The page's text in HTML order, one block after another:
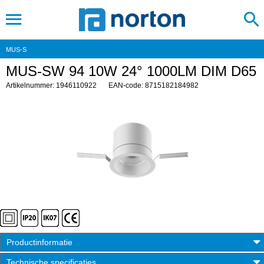
MUS-S
MUS-SW 94 10W 24° 1000LM DIM D65
Artikelnummer: 1946110922 EAN-code: 8715182184982
Productinformatie